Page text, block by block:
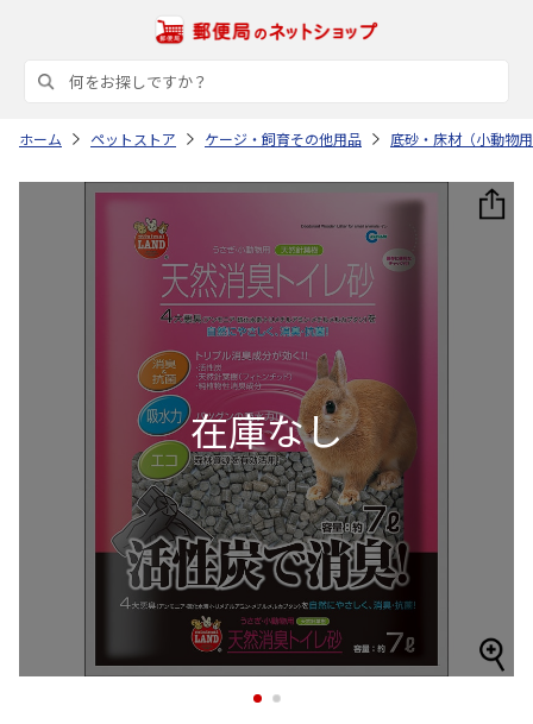
ホーム ペットストア ケージ・飼育その他用品 底砂・床材（小動物
1 2